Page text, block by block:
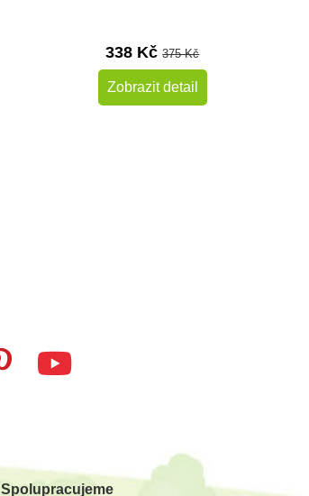
338 Kč375 Kč
Zobrazit detail
Spolupracujeme